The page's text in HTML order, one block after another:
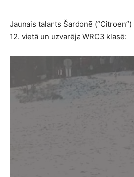
Jaunais talants Šardonē
12. vietā un uzvarēja WRC3 klasē: